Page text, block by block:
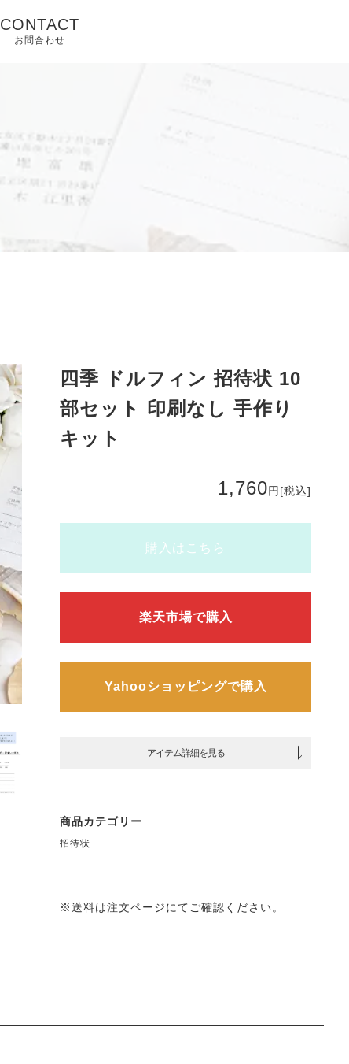
CONTACT
お問合わせ
四季 ドルフィン 招待状 10
部セット 印刷なし 手作り
キット
1,760円 [税込]
購入はこちら
楽天市場で購入
Yahooショッピングで購入
アイテム詳細を見る
商品カテゴリー
招待状
※送料は注文ページにてご確認ください。